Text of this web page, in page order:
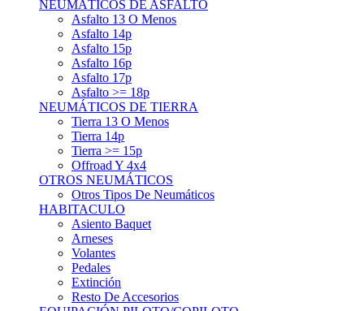
Asfalto 14p
Asfalto 15p
Asfalto 16p
Asfalto 17p
Asfalto >= 18p
NEUMÁTICOS DE TIERRA
Tierra 13 O Menos
Tierra 14p
Tierra >= 15p
Offroad Y 4x4
OTROS NEUMÁTICOS
Otros Tipos De Neumáticos
HABITACULO
Asiento Baquet
Arneses
Volantes
Pedales
Extinción
Resto De Accesorios
EQUIPACIÓN PILOTO/COPILOTO
Packs Completos